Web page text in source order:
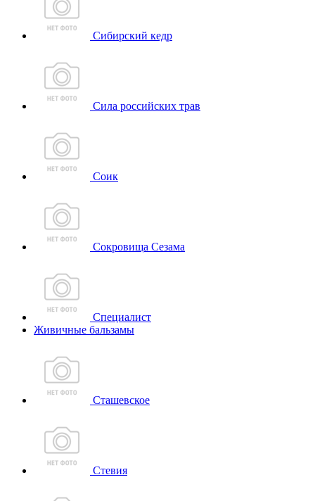
Сибирский кедр
Сила российских трав
Соик
Сокровища Сезама
Специалист
Живичные бальзамы
Сташевское
Стевия